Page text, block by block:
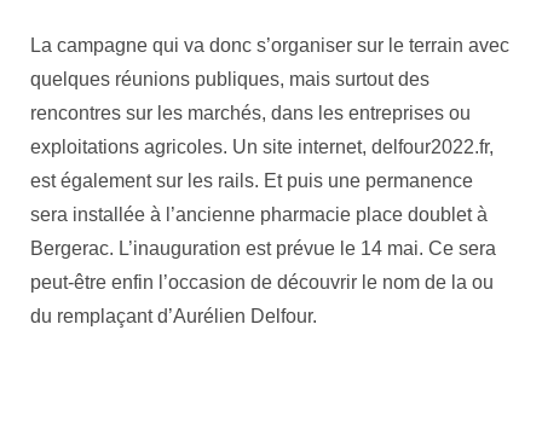
La campagne qui va donc s’organiser sur le terrain avec
quelques réunions publiques, mais surtout des
rencontres sur les marchés, dans les entreprises ou
exploitations agricoles. Un site internet, delfour2022.fr,
est également sur les rails. Et puis une permanence
sera installée à l’ancienne pharmacie place doublet à
Bergerac. L’inauguration est prévue le 14 mai. Ce sera
peut-être enfin l’occasion de découvrir le nom de la ou
du remplaçant d’Aurélien Delfour.